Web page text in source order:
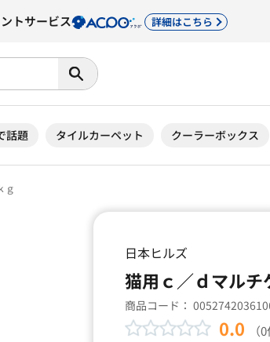
トサービス 詳細はこちら
話題 タイルカーペット クーラーボックス
ｇ
日本ヒルズ
猫用ｃ／ｄマルチ
商品コード：
0.0 （